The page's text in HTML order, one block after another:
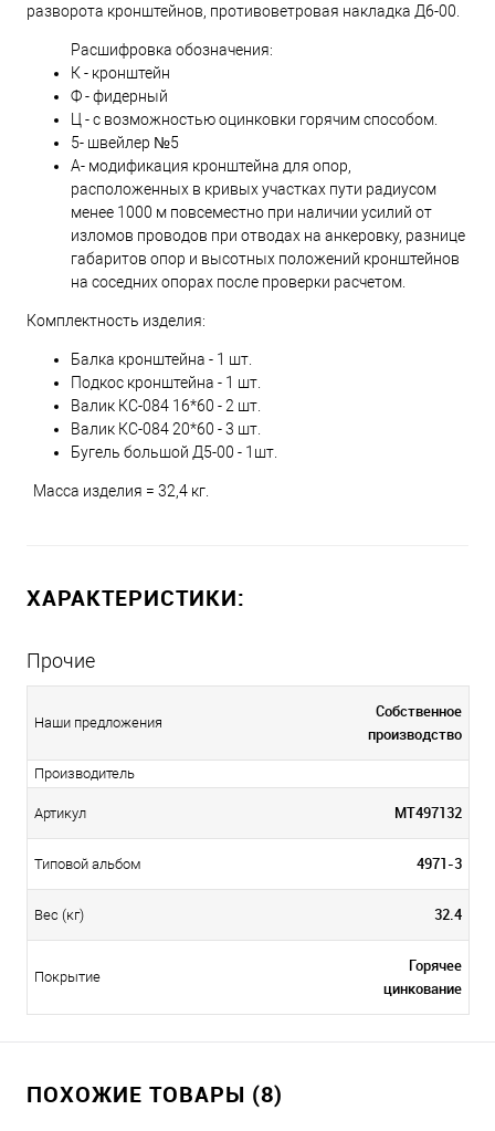
разворота кронштейнов, противоветровая накладка Д6-00.
Расшифровка обозначения:
К - кронштейн
Ф - фидерный
Ц - с возможностью оцинковки горячим способом.
5- швейлер №5
А- модификация кронштейна для опор,
расположенных в кривых участках пути радиусом
менее 1000 м повсеместно при наличии усилий от
изломов проводов при отводах на анкеровку, разнице
габаритов опор и высотных положений кронштейнов
на соседних опорах после проверки расчетом.
Комплектность изделия:
Балка кронштейна - 1 шт.
Подкос кронштейна - 1 шт.
Валик КС-084 16*60 - 2 шт.
Валик КС-084 20*60 - 3 шт.
Бугель большой Д5-00 - 1шт.
Масса изделия = 32,4 кг.
ХАРАКТЕРИСТИКИ:
Прочие
Наши предложения
Собственное
производство
Производитель
Артикул МТ497132
Типовой альбом 4971-3
Вес (кг) 32.4
Покрытие
Горячее
цинкование
ПОХОЖИЕ ТОВАРЫ (8)